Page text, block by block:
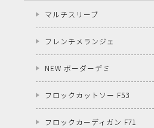
マルチスリーブ
フレンチメランジェ
NEW ボーダーデミ
フロックカットソー F53
フロックカーディガン F71